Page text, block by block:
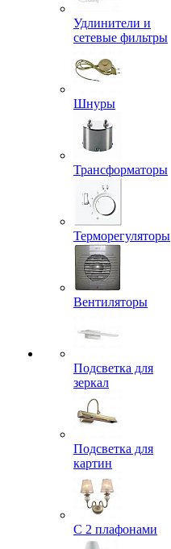
Удлинители и
сетевые фильтры
Шнуры
Трансформаторы
Терморегуляторы
Вентиляторы
Подсветка для
зеркал
Подсветка для
картин
С 2 плафонами